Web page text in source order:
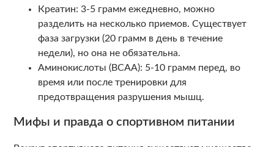
Креатин: 3-5 грамм ежедневно, можно
разделить на несколько приемов. Существует
фаза загрузки (20 грамм в день в течение
недели), но она не обязательна.
Аминокислоты (BCAA): 5-10 грамм перед, во
время или после тренировки для
предотвращения разрушения мышц.
Мифы и правда о спортивном питании